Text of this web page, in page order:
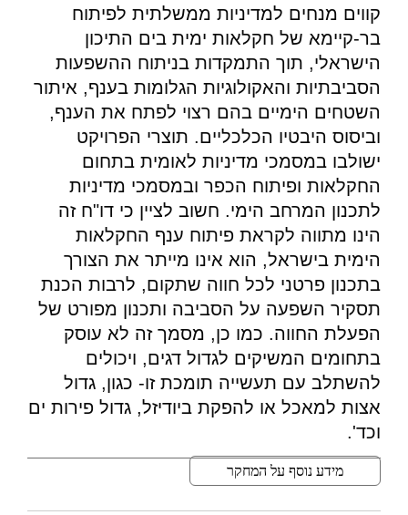
קווים מנחים למדיניות ממשלתית לפיתוח
בר-קיימא של חקלאות ימית בים התיכון
הישראלי, תוך התמקדות בניתוח ההשפעות
הסביבתיות והאקולוגיות הגלומות בענף, איתור
השטחים הימיים בהם רצוי לפתח את הענף,
וביסוס היבטיו הכלכליים. תוצרי הפרויקט
ישולבו במסמכי מדיניות לאומית בתחום
החקלאות ופיתוח הכפר ובמסמכי מדיניות
לתכנון המרחב הימי. חשוב לציין כי דו"ח זה
הינו מתווה לקראת פיתוח ענף החקלאות
הימית בישראל, הוא אינו מייתר את הצורך
בתכנון פרטני לכל חווה שתקום, לרבות הכנת
תסקיר השפעה על הסביבה ותכנון מפורט של
הפעלת החווה. כמו כן, מסמך זה לא עוסק
בתחומים המשיקים לגדול דגים, ויכולים
להשתלב עם תעשייה תומכת זו- כגון, גדול
אצות למאכל או להפקת ביודיזל, גדול פירות ים
וכד'.
מידע נוסף על המחקר